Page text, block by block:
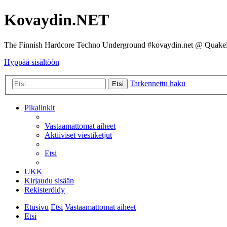
Kovaydin.NET
The Finnish Hardcore Techno Underground #kovaydin.net @
Hyppää sisältöön
Etsi Tarkennettu haku
Pikalinkit
Vastaamattomat aiheet
Aktiiviset viestiketjut
Etsi
UKK
Kirjaudu sisään
Rekisteröidy
Etusivu Etsi Vastaamattomat aiheet
Etsi